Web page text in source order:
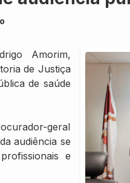
Amorim,
de Justiça
de saúde
geral
audiência se
e